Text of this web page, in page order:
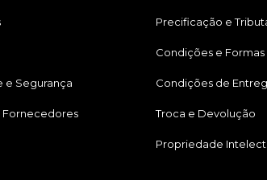
e Segurança
Fornecedores
Precificação e
Condições e
Condições de
Troca e Devolução
Propriedade